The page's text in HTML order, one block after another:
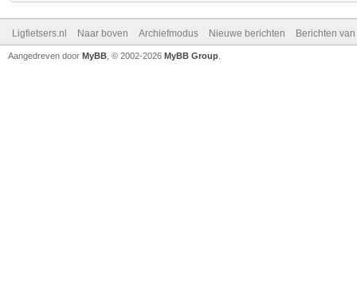
Ligfietsers.nl Naar boven Archiefmodus Nieuwe berichten Berichten
Aangedreven door MyBB , © 2002-2026 MyBB Group